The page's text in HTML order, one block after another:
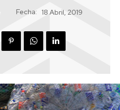
Fecha: 18 Abril, 2019